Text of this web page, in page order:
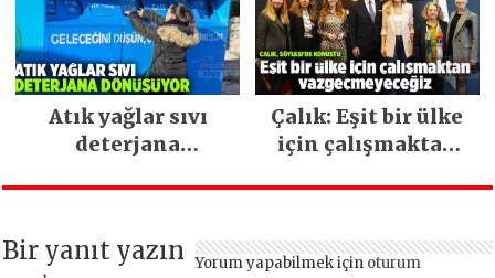
devam ediyor
Atık yağlar sıvı
deterjana
Çalık: Eşit bir ülke
için çalışmaktan
Bir yanıt yazın Yorum yapabilmek için oturum